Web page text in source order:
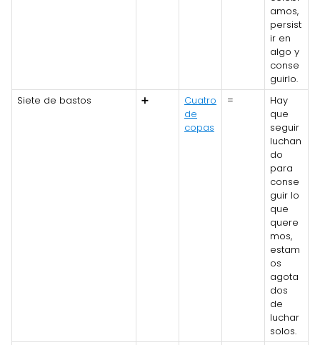
amos,
persist
ir en
algo y
conse
guirlo.
Siete de bastos
➕
Cuatro
de
copas
=
Hay
que
seguir
luchan
do
para
conse
guir lo
que
quere
mos,
estam
os
agota
dos
de
luchar
solos.